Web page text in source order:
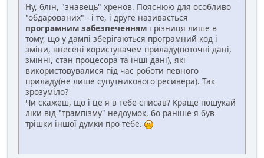
Ну, блін, "знавець" хренов. Пояснюю для особливо
"обдарованих" - і те, і друге називається
програмним забезпеченням і різниця лише в
тому, що у дампі зберігаються програмний код і
зміни, внесені користувачем приладу(поточні дані,
змінні, стан процесора та інші дані), які
використовувалися під час роботи певного
приладу(не лише супутникового ресивера). Так
зрозуміло?
Чи скажеш, що і це я в тебе списав? Краще пошукай
ліки від "трампізму" недоумок, бо раніше я був
трішки іншої думки про тебе.